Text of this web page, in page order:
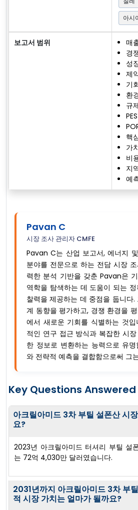
아시
보고서 범위
매
경
성
제
기
환
규
핵
가
비
지
예
Pavan C
시장 조사 관리자 CMFE
Pavan C는 산업 보고서, 에너지
분야를 전문으로 하는 전담 시장
력한 분석 기반을 갖춘 Pavan은
역학을 탐색하는 데 도움이 되는
찰력을 제공하는 데 중점을 둡니다.
계 동향을 평가하고, 경쟁 환경을
에서 새로운 기회를 식별하는 것
적인 연구 접근 방식과 복잡한 시
한 정보로 변환하는 능력으로 유
와 전략적 예측을 결합함으로써 그
Key Questions
아크릴아미드 3차 부틸 설폰산 시
요?
2023년 아크릴아미드 터셔리 부틸 설
는 72억 4,030만 달러였습니다.
2031년까지 아크릴아미드 3차 부
적 시장 가치는 얼마가 될까요?